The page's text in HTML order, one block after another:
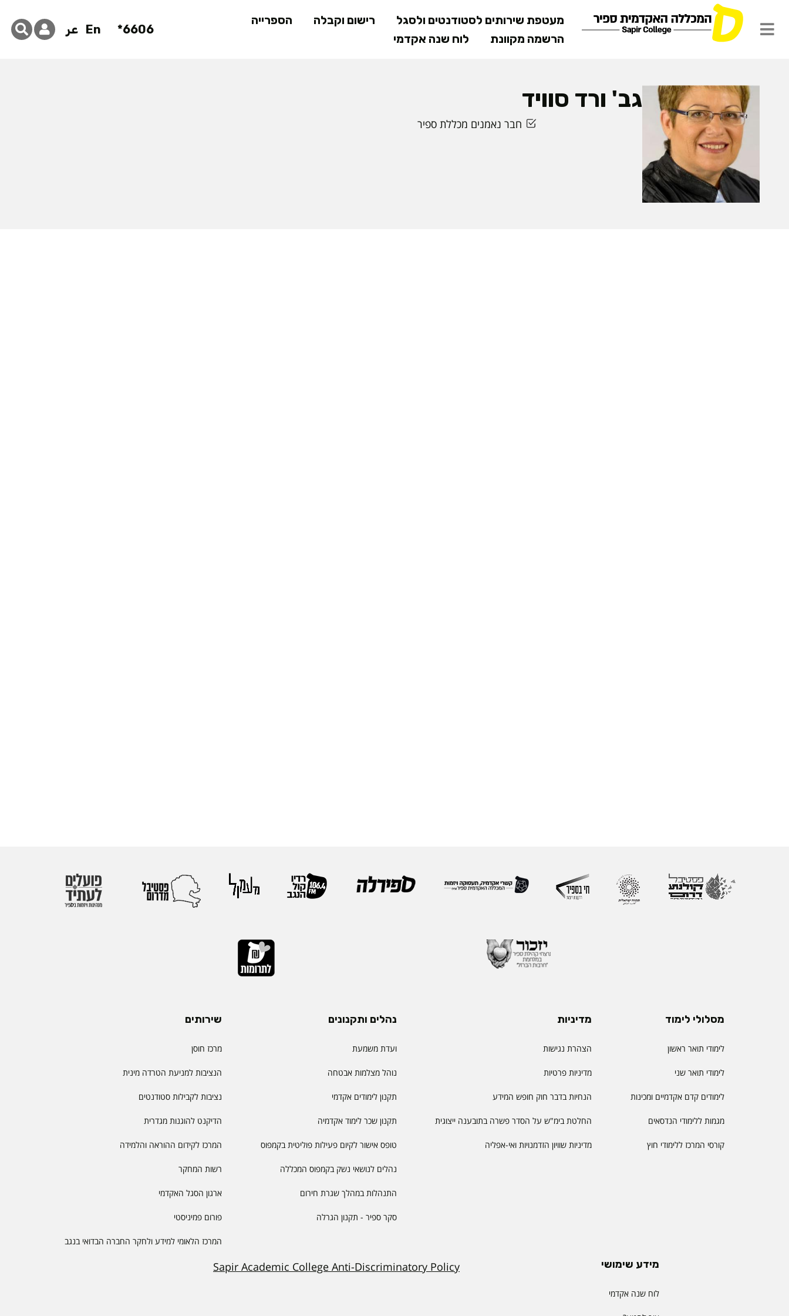
לתוכן
המרכזי
מעטפת שירותים לסטודנטים ולסגל רישום וקבלה
הספרייה
הרשמה מקוונת
לוח שנה אקדמי
6606*
En عر
גב' ורד סוויד
חבר נאמנים מכללת ספיר
מסלולי לימוד
לימודי תואר ראשון
לימודי תואר שני
לימודים קדם אקדמיים ומכינות
מגמות ללימודי הנדסאים
קורסי המרכז ללימודי חוץ
מדיניות
הצהרת נגישות
מדיניות פרטיות
הנחיות בדבר חוק חופש המידע
החלטת בימ"ש על הסדר פשרה בתובענה ייצוגית
מדיניות שוויון הזדמנויות ואי-אפליה
נהלים ותקנונים
ועדת משמעת
נוהל מצלמות אבטחה
תקנון לימודים אקדמי
תקנון שכר לימוד אקדמיה
טופס אישור לקיום פעילות פוליטית בקמפוס
נהלים לנושאי נשק בקמפוס המכללה
התנהלות במהלך שגרת חירום
סקר ספיר - תקנון הגרלה
שירותים
מרכז חוסן
הנציבות למניעת הטרדה מינית
נציבות לקבילות סטודנטים
הדיקנט להוגנות מגדרית
המרכז לקידום ההוראה והלמידה
רשות המחקר
ארגון הסגל האקדמי
פורום פמיניסטי
המרכז הלאומי למידע ולחקר החברה הבדואי בנגב
מידע שימושי
לוח שנה אקדמי
Sapir Academic College Anti-Discriminatory Policy